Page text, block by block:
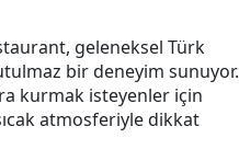
geleneksel Türk
bir deneyim sunuyor.
kurmak isteyenler için
atmosferiyle dikkat